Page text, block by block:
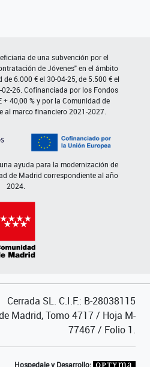
de una subvención por el
de Jóvenes" en el ámbito
6.000 € el 30-04-25, de 5.500 € el
02-26. Cofinanciada por los Fondos
+ 40,00 % y por la Comunidad de
al marco financiero 2021-2027.
ayuda para la modernización de
de Madrid correspondiente al año
2024.
Cerrada SL. C.I.F.: B-28038115
Madrid, Tomo 4717 / Hoja M-
77467 / Folio 1.
Hospedaje y Desarrollo: